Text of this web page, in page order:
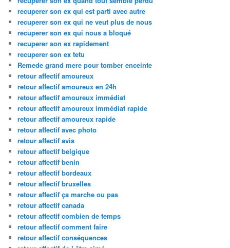
recuperer son ex qui est parti avec autre
recuperer son ex qui ne veut plus de nous
recuperer son ex qui nous a bloqué
recuperer son ex rapidement
recuperer son ex tetu
Remede grand mere pour tomber enceinte
retour affectif amoureux
retour affectif amoureux en 24h
retour affectif amoureux immédiat
retour affectif amoureux immédiat rapide
retour affectif amoureux rapide
retour affectif avec photo
retour affectif avis
retour affectif belgique
retour affectif benin
retour affectif bordeaux
retour affectif bruxelles
retour affectif ça marche ou pas
retour affectif canada
retour affectif combien de temps
retour affectif comment faire
retour affectif conséquences